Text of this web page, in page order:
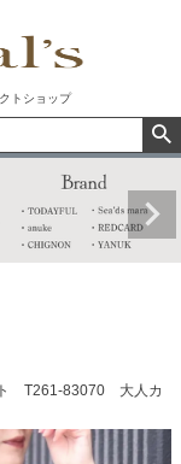
トショップ
ト T261-83070 大人カ